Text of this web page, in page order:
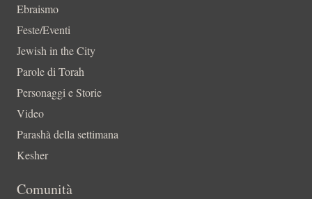
Ebraismo
Feste/Eventi
Jewish in the City
Parole di Torah
Personaggi e Storie
Video
Parashà della settimana
Kesher
Comunità